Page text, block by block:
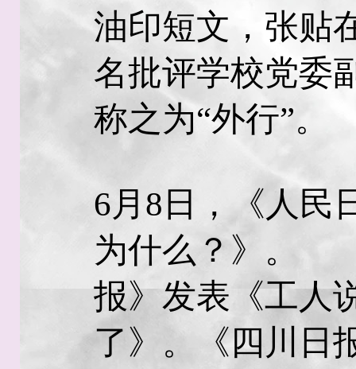
油印短文，张贴
名批评学校党委
称之为“外行”。
6月8日，《人民
为什么？》。
报》发表《工人
了》。《四川日